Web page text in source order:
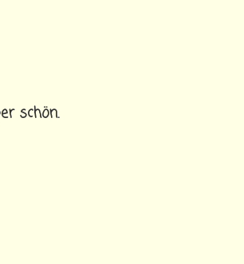
schön.